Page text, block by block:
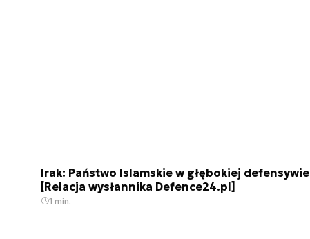
Irak: Państwo Islamskie w głębokiej defensywie
[Relacja wysłannika Defence24.pl]
1 min.